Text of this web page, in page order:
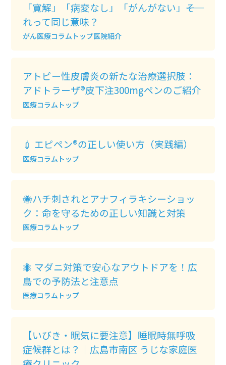
「寛解」「病変なし」「がんがない」――そ
れって同じ意味？
がん医療コラムトップ医院紹介
アトピー性皮膚炎の新たな治療選択肢：
アドトラーザ®皮下注300mgペンのご紹介
医療コラムトップ
💉 エピペン®の正しい使い方（実践編）
医療コラムトップ
🐝ハチ刺されとアナフィラキシーショッ
ク：命を守るための正しい知識と対策
医療コラムトップ
🐜 マダニ対策で安心なアウトドアを！広
島での予防法と注意点
医療コラムトップ
【いびき・眠気に要注意】睡眠時無呼吸
症候群とは？｜広島市南区 うじな家庭医